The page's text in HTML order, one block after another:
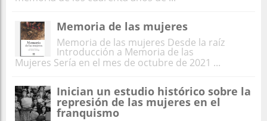
Memoria de las mujeres
Memoria de las mujeres Desde la raíz
Introducción a Memoria de las
Mujeres Sería en el mes de octubre de 2021 ...
Inician un estudio histórico sobre la
represión de las mujeres en el
franquismo